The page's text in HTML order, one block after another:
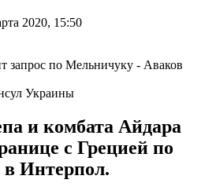
2020, 15:50
Украины
и комбата Айдара
с Грецией по
в Интерпол.